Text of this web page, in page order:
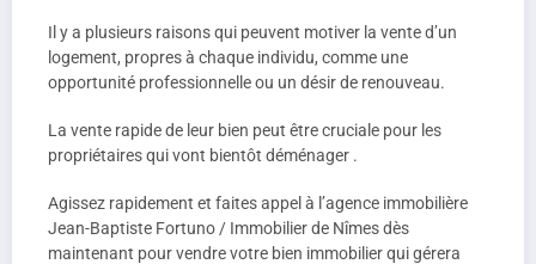
Il y a plusieurs raisons qui peuvent motiver la vente d’un
logement, propres à chaque individu, comme une
opportunité professionnelle ou un désir de renouveau.
La vente rapide de leur bien peut être cruciale pour les
propriétaires qui vont bientôt déménager .
Agissez rapidement et faites appel à l’agence immobilière
Jean-Baptiste Fortuno / Immobilier de Nîmes dès
maintenant pour vendre votre bien immobilier qui gérera